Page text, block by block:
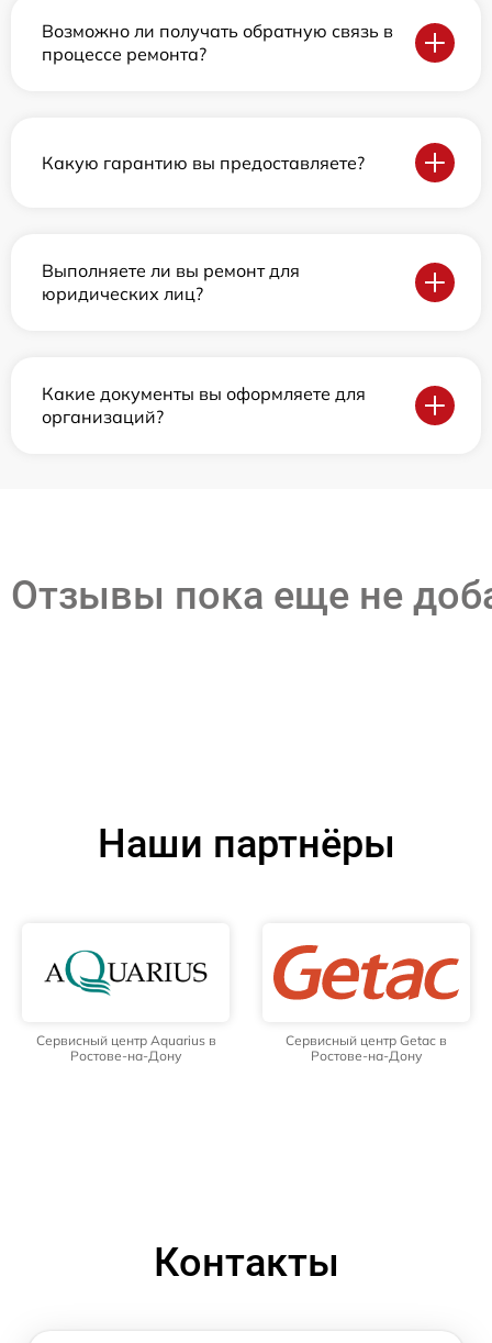
Возможно ли получать обратную связь в
процессе ремонта?
Какую гарантию вы предоставляете?
Выполняете ли вы ремонт для
юридических лиц?
Какие документы вы оформляете для
организаций?
Отзывы пока еще не
Наши партнёры
Сервисный центр Aquarius в
Ростове-на-Дону
Сервисный центр Getac в
Ростове-на-Дону
Контакты